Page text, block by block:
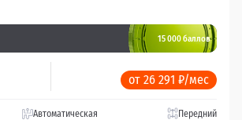
15 000 баллов
от 26 291 ₽/мес
Автоматическая Передний